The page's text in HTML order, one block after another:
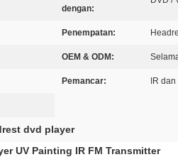
dengan:
Penempatan:
OEM & ODM:
Pemancar: IR dan
dvd player
UV Painting IR FM Transmitter